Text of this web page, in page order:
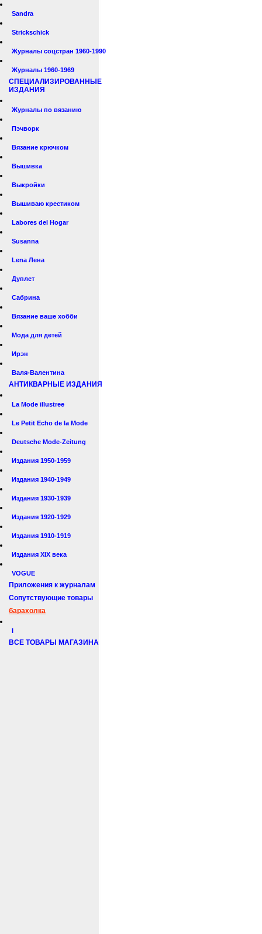
Sandra
Strickschick
Журналы соцстран 1960-1990
Журналы 1960-1969
СПЕЦИАЛИЗИРОВАННЫЕ
ИЗДАНИЯ
Журналы по вязанию
Пэчворк
Вязание крючком
Вышивка
Выкройки
Вышиваю крестиком
Labores del Hogar
Susanna
Lena Лена
Дуплет
Сабрина
Вязание ваше хобби
Мода для детей
Ирэн
Валя-Валентина
АНТИКВАРНЫЕ ИЗДАНИЯ
La Mode illustree
Le Petit Echo de la Mode
Deutsche Mode-Zeitung
Издания 1950-1959
Издания 1940-1949
Издания 1930-1939
Издания 1920-1929
Издания 1910-1919
Издания XIX века
VOGUE
Приложения к журналам
Сопутствующие товары
барахолка
I
ВСЕ ТОВАРЫ МАГАЗИНА